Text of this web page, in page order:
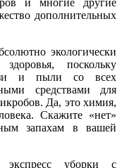
дополнительных
экологически
поскольку
и пыли со всех
средствами для
Да, это химия,
Скажите «нет»
запахам в вашей
уборки с